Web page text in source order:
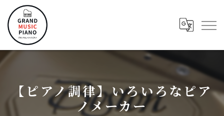
【ピアノ調律】いろいろなピア
ノメーカー